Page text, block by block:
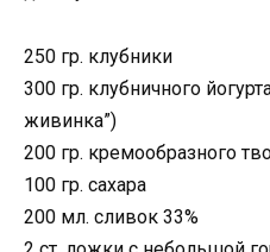
250 гр. клубники
300 гр. клубничного
живинка”)
200 гр. кремообразного
100 гр. сахара
200 мл. сливок 33%